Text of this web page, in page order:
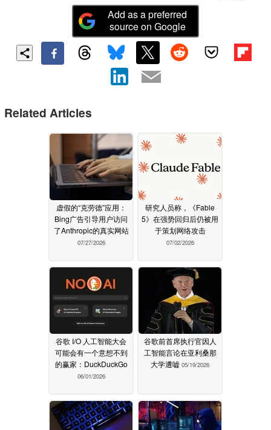
Add as a preferred
source on Google
Related Articles
虚假的“克劳德”应用：
Bing广告引导用户访问
了Anthropic的真实网站
07/27/2026
研究人员称，《Fable
5》在强势回归后仍被用
于策划网络攻击
07/02/2026
谷歌 I/O 人工智能大会
可能会有一个意想不到
的赢家：DuckDuckGo
06/01/2026
谷歌前首席执行官因人
工智能言论在亚利桑那
大学遭嘘 05/19/2026